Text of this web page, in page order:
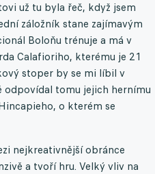
už tu byla řeč, když jsem
záložník stane zajímavým
Boloňu trénuje a má v
Calafioriho, kterému je 21
stoper by se mi líbil v
odpovídal tomu jejich hernímu
o kterém se
nejkreativnější obránce
a tvoří hru. Velký vliv na